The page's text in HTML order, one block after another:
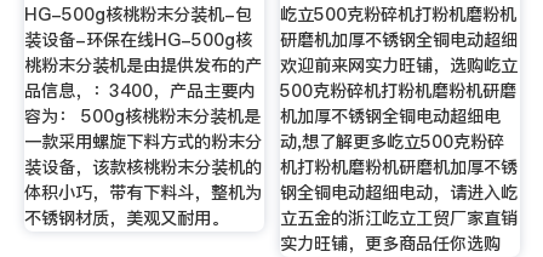
HG-500g核桃粉末分装机-包
装设备-环保在线HG-500g核
桃粉末分装机是由提供发布的产
品信息，：3400，产品主要内
容为： 500g核桃粉末分装机是
一款采用螺旋下料方式的粉末分
装设备，该款核桃粉末分装机的
体积小巧，带有下料斗，整机为
不锈钢材质，美观又耐用。
屹立500克粉碎机打粉机磨粉机
研磨机加厚不锈钢全铜电动超细
欢迎前来网实力旺铺，选购屹立
500克粉碎机打粉机磨粉机研磨
机加厚不锈钢全铜电动超细电
动,想了解更多屹立500克粉碎
机打粉机磨粉机研磨机加厚不锈
钢全铜电动超细电动，请进入屹
立五金的浙江屹立工贸厂家直销
实力旺铺，更多商品任你选购